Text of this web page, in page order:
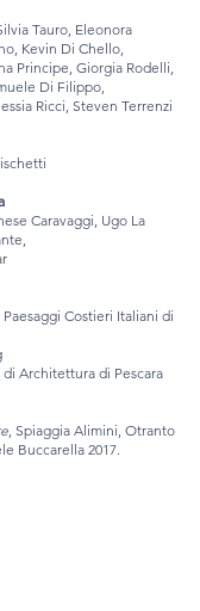
Tauro, Eleonora
Kevin Di Chello,
Principe, Giorgia Rodelli,
Di Filippo,
Ricci, Steven Terrenzi
Caravaggi, Ugo La
Costieri Italiani di
Architettura di Pescara
, Spiaggia Alimini, Otranto
Buccarella 2017.